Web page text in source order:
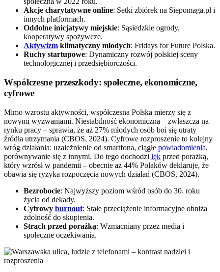
Akcje charytatywne online: Setki zbiórek na Siepomaga.pl i
innych platformach.
Oddolne inicjatywy miejskie: Sąsiedzkie ogrody,
kooperatywy spożywcze.
Aktywizm klimatyczny młodych: Fridays for Future Polska.
Ruchy startupowe: Dynamiczny rozwój polskiej sceny
technologicznej i przedsiębiorczości.
Współczesne przeszkody: społeczne, ekonomiczne,
cyfrowe
Mimo wzrostu aktywności, współczesna Polska mierzy się z
nowymi wyzwaniami. Niestabilność ekonomiczna – zwłaszcza na
rynku pracy – sprawia, że aż 27% młodych osób boi się utraty
źródła utrzymania (CBOS, 2024). Cyfrowe rozproszenie to kolejny
wróg działania: uzależnienie od smartfona, ciągłe powiadomienia,
porównywanie się z innymi. Do tego dochodzi lęk przed porażką,
który wzrósł w pandemii – obecnie aż 44% Polaków deklaruje, że
obawia się ryzyka rozpoczęcia nowych działań (CBOS, 2024).
Bezrobocie: Najwyższy poziom wśród osób do 30. roku
życia od dekady.
Cyfrowy burnout: Stałe przeciążenie informacyjne obniża
zdolność do skupienia.
Strach przed porażką: Wzmacniany przez media i
społeczne oczekiwania.